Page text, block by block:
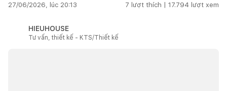
27/06/2026, lúc 20:13 7 lượt thích | 17.794 lượt xem
HIEUHOUSE
Tư vấn, thiết kế - KTS/Thiết kế